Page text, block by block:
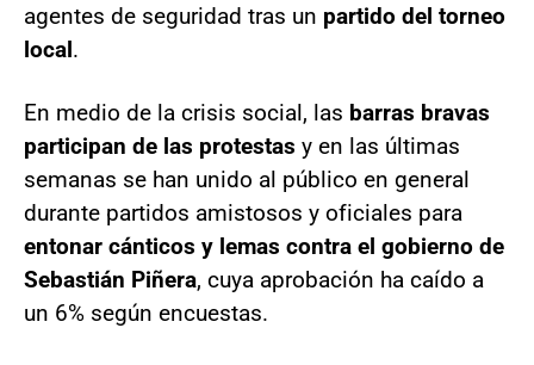
agentes de seguridad tras un partido del torneo
local.
En medio de la crisis social, las barras bravas
participan de las protestas y en las últimas
semanas se han unido al público en general
durante partidos amistosos y oficiales para
entonar cánticos y lemas contra el gobierno de
Sebastián Piñera, cuya aprobación ha caído a
un 6% según encuestas.